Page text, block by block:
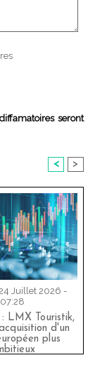
seront
< >
Juillet 2026 -
07:28
LMX Touristik,
d'un
plus